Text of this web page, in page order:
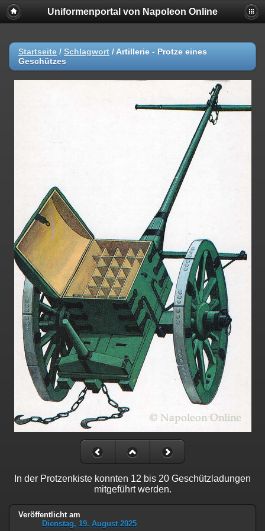
Uniformenportal von Napoleon Online
Startseite / Schlagwort / Artillerie - Protze eines
Geschützes
In der Protzenkiste konnten 12 bis 20 Geschützladungen
mitgeführt werden.
Veröffentlicht am
Dienstag, 19. August 2025